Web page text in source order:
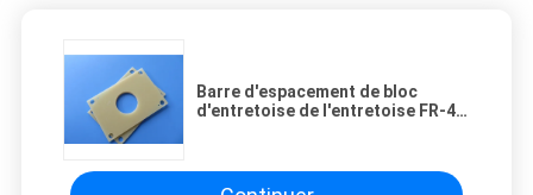
Barre d'espacement de bloc
d'entretoise de l'entretoise FR-4